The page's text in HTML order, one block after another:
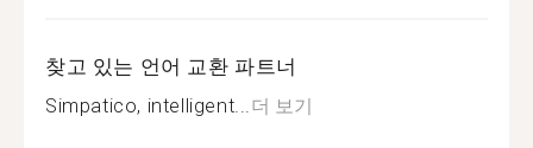
찾고 있는 언어 교환 파트너
Simpatico, intelligent...더 보기